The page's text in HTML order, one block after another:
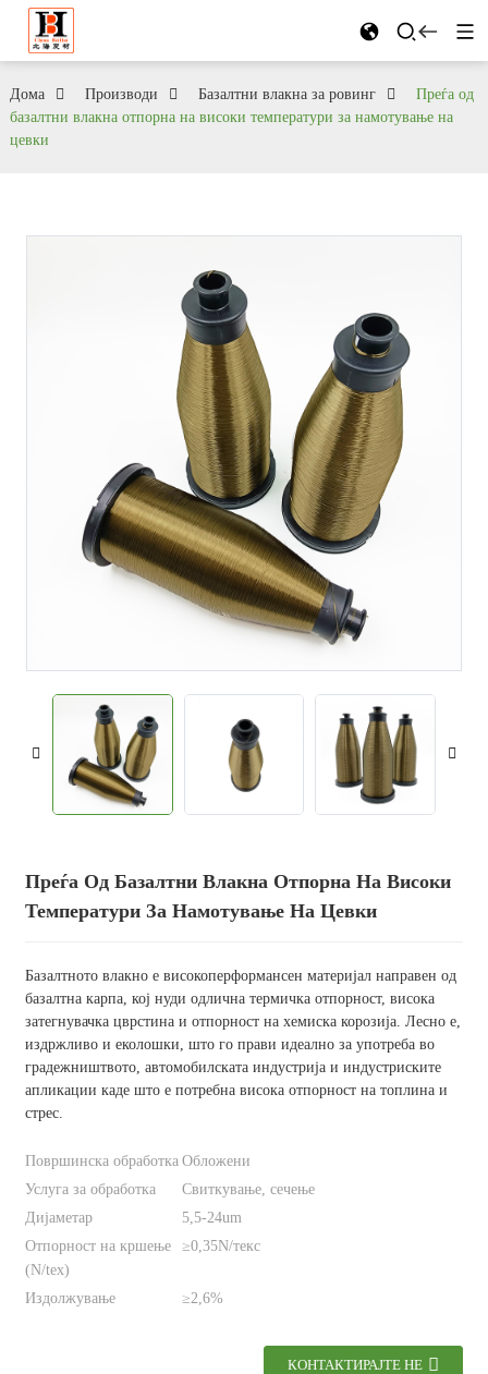
Дома Производи Базалтни влакна за ровинг
Преѓа од
базалтни влакна отпорна на високи температури за намотување на
цевки
Преѓа Од Базалтни Влакна Отпорна На Високи
Температури За Намотување На Цевки
Базалтното влакно е високоперформансен материјал направен од
базалтна карпа, кој нуди одлична термичка отпорност, висока
затегнувачка цврстина и отпорност на хемиска корозија. Лесно е,
издржливо и еколошки, што го прави идеално за употреба во
градежништвото, автомобилската индустрија и индустриските
апликации каде што е потребна висока отпорност на топлина и
стрес.
Површинска обработка Обложени
Услуга за обработка
Свиткување, сечење
Дијаметар
5,5-24um
Отпорност на кршење
(N/tex)
≥0,35N/текс
Издолжување ≥2,6%
КОНТАКТИРАЈТЕ НЕ